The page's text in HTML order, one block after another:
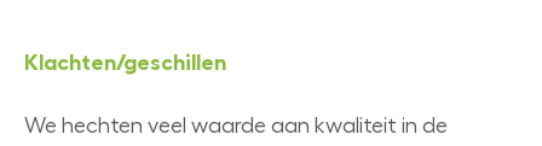
Klachten/geschillen
We hechten veel waarde aan kwaliteit in de